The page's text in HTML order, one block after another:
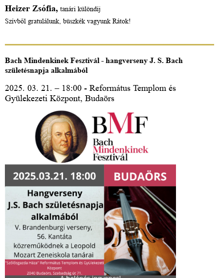
Heizer Zsófia, tanári különdíj
Szívből gratulálunk, büszkék vagyunk Rátok!
Bach Mindenkinek Fesztivál - hangverseny J. S. Bach
születésnapja alkalmából
2025. 03. 21. – 18:00 - Református Templom és
Gyülekezeti Központ, Budaörs